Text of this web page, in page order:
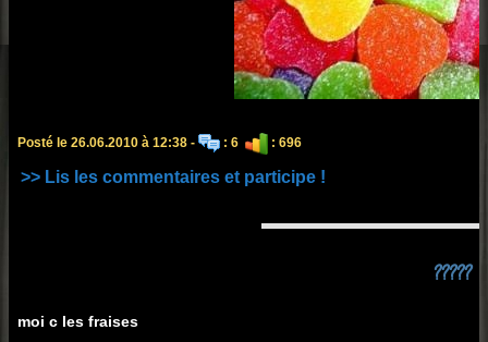
Posté le 26.06.2010 à 12:38 - : 6 : 696
>> Lis les commentaires et participe !
?????
moi c les fraises